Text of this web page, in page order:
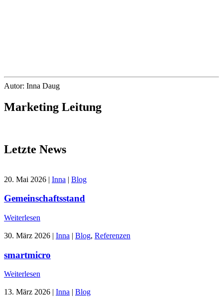
Autor: Inna Daug
Marketing Leitung
Letzte News
20. Mai 2026 | Inna | Blog
Gemeinschaftsstand
Weiterlesen
30. März 2026 | Inna | Blog, Referenzen
smartmicro
Weiterlesen
13. März 2026 | Inna | Blog